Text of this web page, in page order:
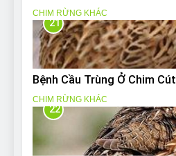
CHIM RỪNG KHÁC
21
Bệnh Cầu Trùng Ở Chim Cút
CHIM RỪNG KHÁC
22